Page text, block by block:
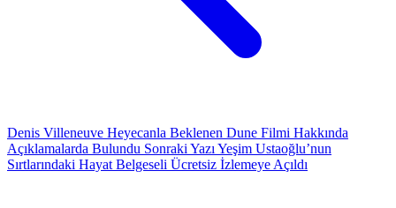
Denis Villeneuve Heyecanla Beklenen Dune Filmi Hakkında
Açıklamalarda Bulundu Sonraki Yazı Yeşim Ustaoğlu’nun
Sırtlarındaki Hayat Belgeseli Ücretsiz İzlemeye Açıldı